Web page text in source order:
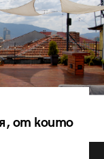
от които